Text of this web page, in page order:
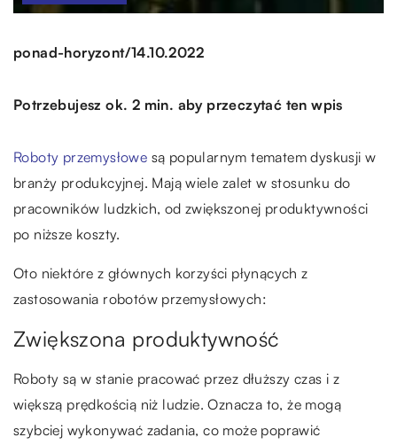
ponad-horyzont/14.10.2022
Potrzebujesz ok. 2 min. aby przeczytać ten wpis
Roboty przemysłowe są popularnym tematem dyskusji w
branży produkcyjnej. Mają wiele zalet w stosunku do
pracowników ludzkich, od zwiększonej produktywności
po niższe koszty.
Oto niektóre z głównych korzyści płynących z
zastosowania robotów przemysłowych:
Zwiększona produktywność
Roboty są w stanie pracować przez dłuższy czas i z
większą prędkością niż ludzie. Oznacza to, że mogą
szybciej wykonywać zadania, co może poprawić